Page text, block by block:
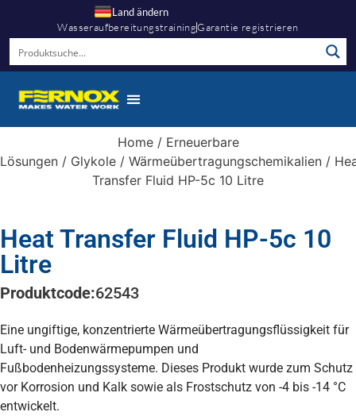
Land ändern
WasseraufbereitungstrainingGarantie registrieren
Home/ Erneuerbare
Lösungen / Glykole / Wärmeübertragungschemikalien /
Transfer Fluid HP-5c 10 Litre
Heat Transfer Fluid HP-5c 10
Litre
Produktcode:62543
Eine ungiftige, konzentrierte Wärmeübertragungsflüssigkeit für
Luft- und Bodenwärmepumpen und
Fußbodenheizungssysteme. Dieses Produkt wurde zum Schutz
vor Korrosion und Kalk sowie als Frostschutz von -4 bis -14 °C
entwickelt.